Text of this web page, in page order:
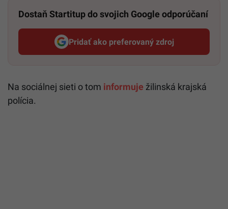
Dostaň Startitup do svojich Google odporúčaní
Pridať ako preferovaný zdroj
Startitup, odkaz sa otvorí v
Na sociálnej sieti o tom informuje žilinská krajská
polícia.